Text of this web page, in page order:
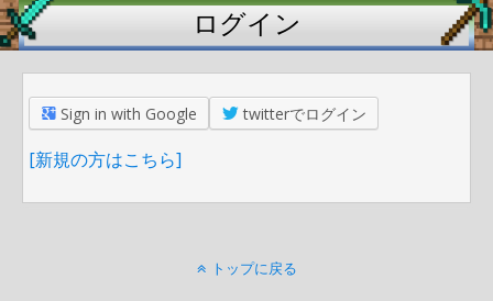
ログイン
Sign in with Google twitterでログイン
[新規の方はこちら]
トップに戻る